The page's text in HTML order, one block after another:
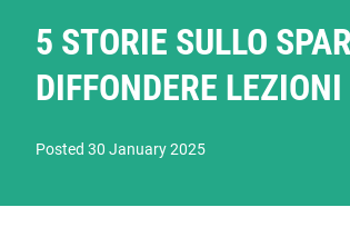
5 STORIE SULLO
DIFFONDERE
Posted 30 January 2025